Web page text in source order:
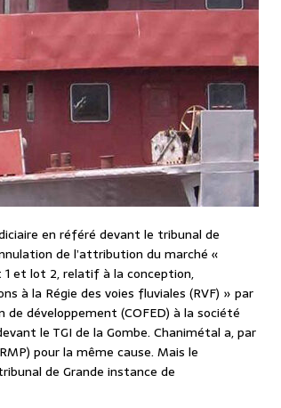
en référé devant le tribunal de
de l’attribution du marché «
et lot 2, relatif à la conception,
à la Régie des voies fluviales (RVF) » par
de développement (COFED) à la société
le TGI de la Gombe. Chanimétal a, par
pour la même cause. Mais le
de Grande instance de